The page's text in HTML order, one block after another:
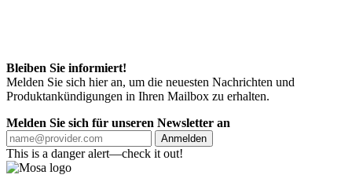
Bleiben Sie informiert!
Melden Sie sich hier an, um die neuesten Nachrichten und
Produktankündigungen in Ihren Mailbox zu erhalten.
Melden Sie sich für unseren Newsletter an
Anmelden
This is a danger alert—check it out!